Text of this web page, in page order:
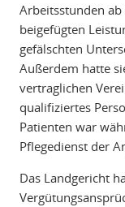
Arbeitsstunden ab
beigefügten
gefälschten
Außerdem hatte
vertraglichen
qualifiziertes
Patienten war
Pflegedienst der
Das Landgericht